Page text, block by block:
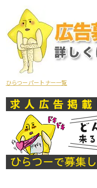
ひらつーパートナー一覧